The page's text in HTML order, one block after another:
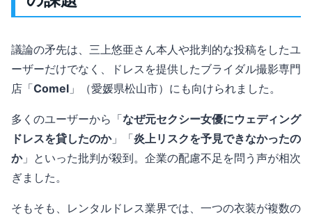
議論の矛先は、三上悠亜さん本人や批判的な投稿をしたユ
ーザーだけでなく、ドレスを提供したブライダル撮影専門
店「Comel 」（愛媛県松山市）にも向けられました。
多くのユーザーから「なぜ元セクシー女優にウェディング
ドレスを貸したのか」「炎上リスクを予見できなかったの
か」といった批判が殺到。企業の配慮不足を問う声が相次
ぎました。
そもそも、レンタルドレス業界では、一つの衣装が複数の